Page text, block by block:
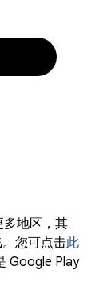
多地区，其
您可点击此
Google Play